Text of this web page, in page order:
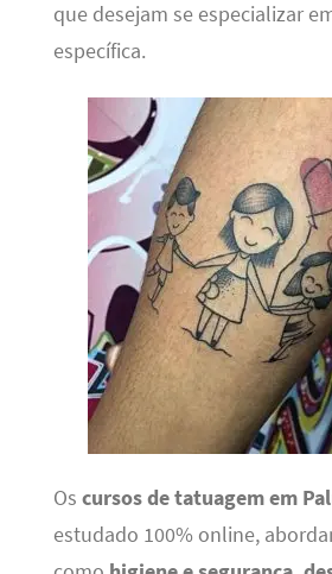
que desejam se especializar
específica.
Os cursos de tatuagem em
estudado 100% online,